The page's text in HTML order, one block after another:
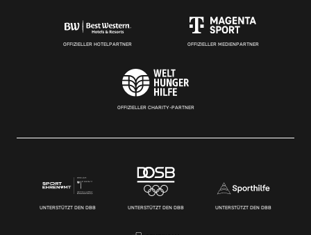
OFFIZIELLER HOTELPARTNER OFFIZIELLER MEDIENPARTNER
OFFIZIELLER CHARITY-PARTNER
UNTERSTÜTZT DEN DBB UNTERSTÜTZT DEN DBB UNTERSTÜTZT DEN DBB